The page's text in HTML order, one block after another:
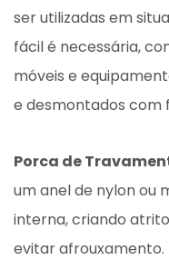
ser utilizadas em
fácil é necessária,
móveis e
e desmontados com
Porca de
um anel de nylon ou
interna, criando
evitar afrouxamento.